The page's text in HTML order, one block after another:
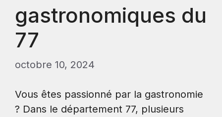
gastronomiques du
77
octobre 10, 2024
Vous êtes passionné par la gastronomie
? Dans le département 77, plusieurs